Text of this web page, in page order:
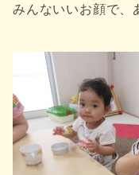
みんないいお顔で